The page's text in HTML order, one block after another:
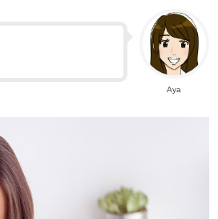
Aya